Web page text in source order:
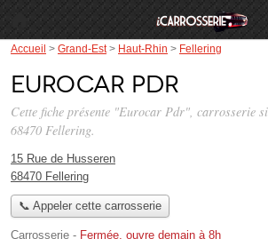
Accueil > Grand-Est> Haut-Rhin > Fellering
Eurocar Pdr
Cette fiche présente "Eurocar Pdr", carrosserie
68470 Fellering.
15 Rue de Husseren
68470 Fellering
📞 Appeler cette carrosserie
Carrosserie - Fermée, ouvre demain à 8h